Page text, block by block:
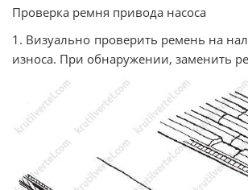
Проверка ремня привода насоса
1. Визуально проверить ремень на
износа. При обнаружении, заменить